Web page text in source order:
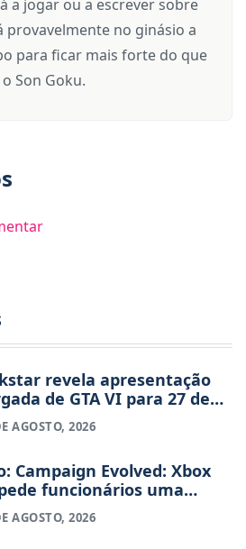
a jogar ou a escrever sobre
provavelmente no ginásio a
para ficar mais forte do que
o Son Goku.
revela apresentação
de GTA VI para 27 de
AGOSTO, 2026
Campaign Evolved: Xbox
funcionários uma
após o lançamento
AGOSTO, 2026